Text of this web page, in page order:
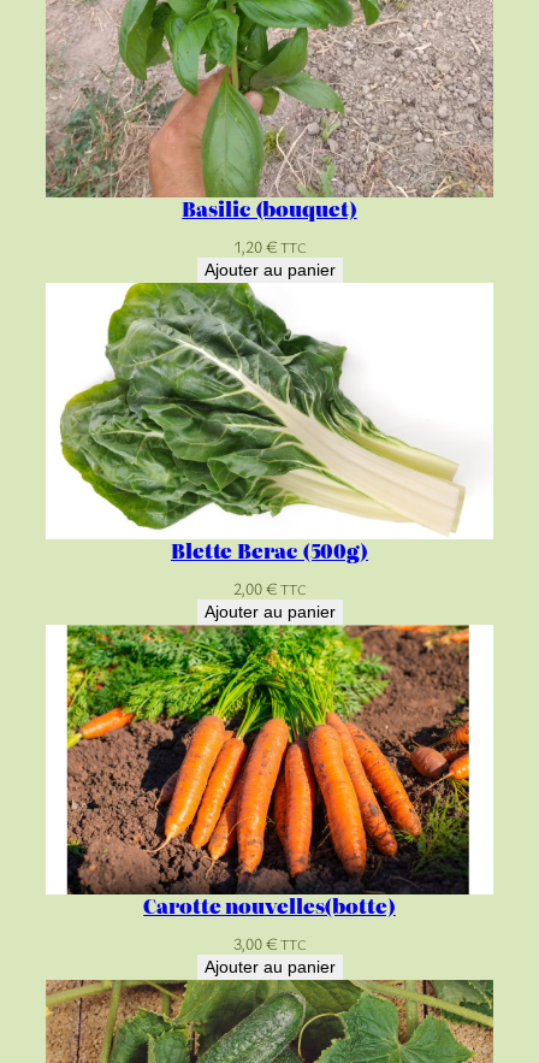
Basilic (bouquet)
1,20€ TTC
Ajouter au panier
Blette Berac (500g)
2,00€ TTC
Ajouter au panier
Carotte nouvelles(botte)
3,00€ TTC
Ajouter au panier